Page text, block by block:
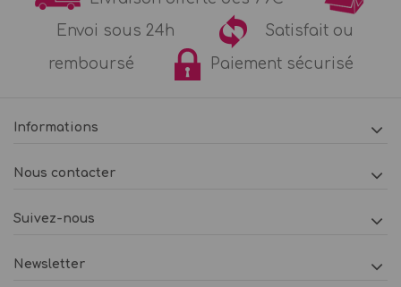
Envoi sous 24h
Satisfait ou
remboursé
Paiement sécurisé
Informations
Nous contacter
Suivez-nous
Newsletter